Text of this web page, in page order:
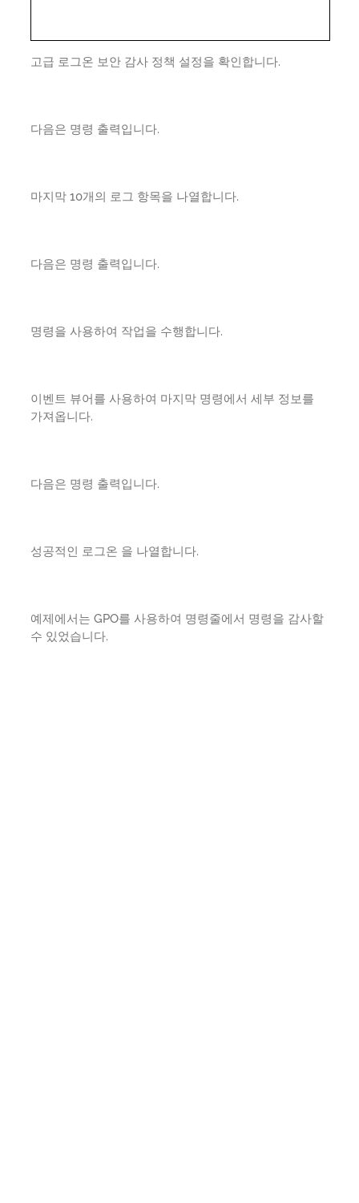
고급 로그온 보안 감사 정책 설정을 확인합니다.
다음은 명령 출력입니다.
마지막 10개의 로그 항목을 나열합니다.
다음은 명령 출력입니다.
명령을 사용하여 작업을 수행합니다.
이벤트 뷰어를 사용하여 마지막 명령에서 세부 정보를
가져옵니다.
다음은 명령 출력입니다.
성공적인 로그온 을 나열합니다.
예제에서는 GPO를 사용하여 명령줄에서 명령을 감사할
수 있었습니다.